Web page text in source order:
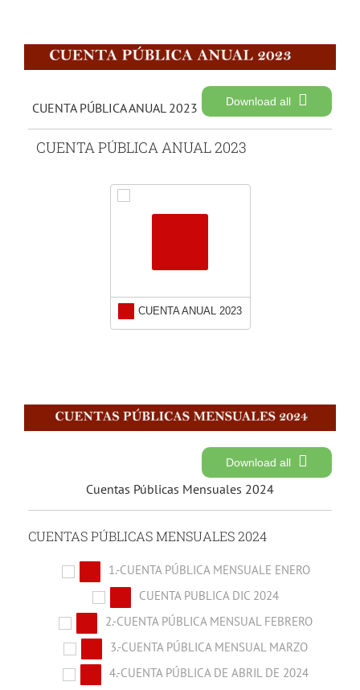
Download all
CUENTA PÚBLICA ANUAL 2023
CUENTA PÚBLICA ANUAL 2023
CUENTA ANUAL 2023
Download all
Cuentas Públicas Mensuales 2024
CUENTAS PÚBLICAS MENSUALES 2024
1.-CUENTA PÚBLICA MENSUALE ENERO
CUENTA PUBLICA DIC 2024
2.-CUENTA PÚBLICA MENSUAL FEBRERO
3.-CUENTA PÚBLICA MENSUAL MARZO
4.-CUENTA PÚBLICA DE ABRIL DE 2024